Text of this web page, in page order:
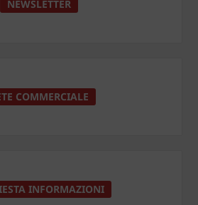
NEWSLETTER
COMMERCIALE
INFORMAZIONI